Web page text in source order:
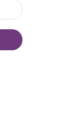
(+375 17)